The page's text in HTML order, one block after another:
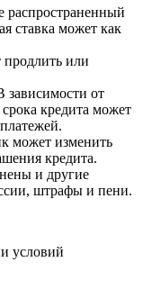
распространенный
ставка может как
или
зависимости от
кредита может
может изменить
кредита.
и другие
штрафы и пени.
условий